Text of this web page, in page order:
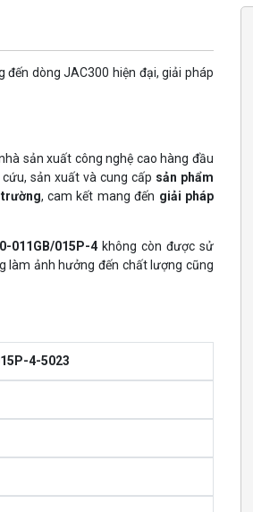
dòng JAC300 hiện đại, giải pháp
sản xuất công nghệ cao hàng đầu
sản xuất và cung cấp sản phẩm
, cam kết mang đến giải pháp
011GB/015P-4 không còn được sử
làm ảnh hưởng đến chất lượng cũng
4-5023